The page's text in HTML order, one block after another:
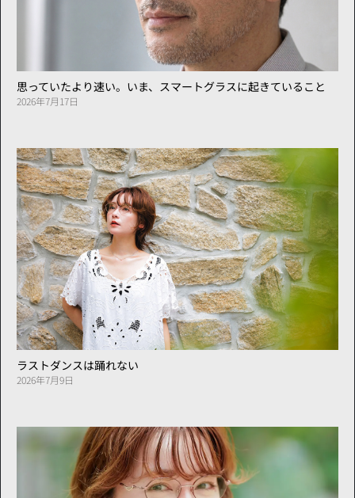
思っていたより速い。いま、スマートグラスに起きていること
2026年7月17日
ラストダンスは踊れない
2026年7月9日